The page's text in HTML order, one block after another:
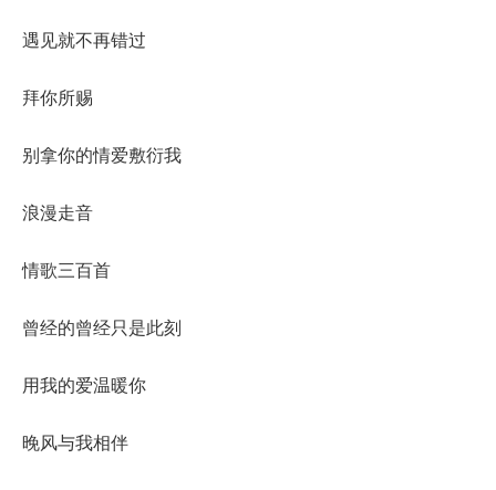
遇见就不再错过
拜你所赐
别拿你的情爱敷衍我
浪漫走音
情歌三百首
曾经的曾经只是此刻
用我的爱温暖你
晚风与我相伴